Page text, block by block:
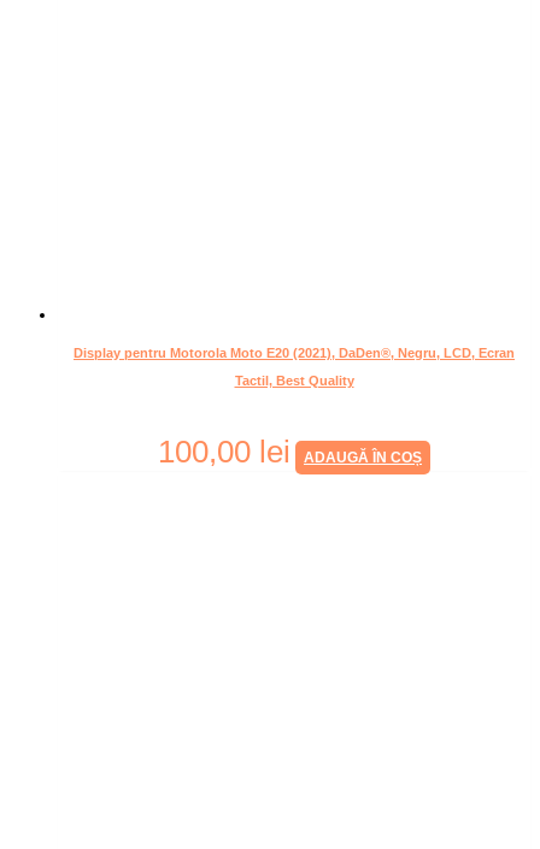
Display pentru Motorola Moto E20 (2021), DaDen®, Negru, LCD, Ecran
Tactil, Best Quality
100,00 lei ADAUGĂ ÎN COȘ